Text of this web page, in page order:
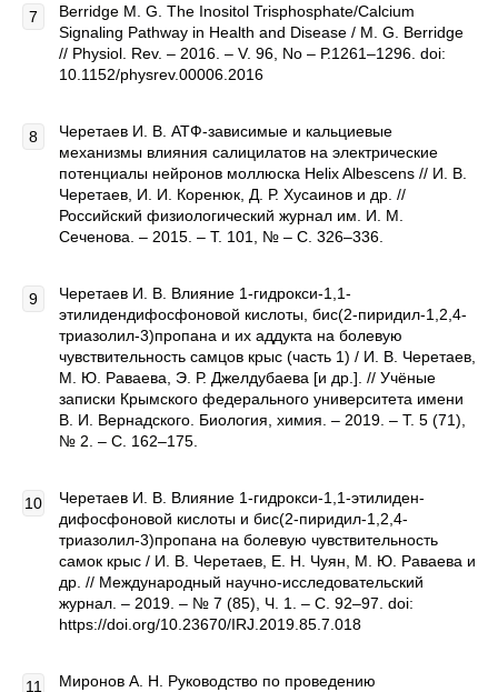
Berridge M. G. The Inositol Trisphosphate/Calcium
Signaling Pathway in Health and Disease / M. G. Berridge
// Physiol. Rev. – 2016. – V. 96, No – Р.1261–1296. doi:
10.1152/physrev.00006.2016
Черетаев И. В. АТФ-зависимые и кальциевые
механизмы влияния салицилатов на электрические
потенциалы нейронов моллюска Helix Albescens // И. В.
Черетаев, И. И. Коренюк, Д. Р. Хусаинов и др. //
Российский физиологический журнал им. И. М.
Сеченова. – 2015. – Т. 101, № – С. 326–336.
Черетаев И. В. Влияние 1-гидрокси-1,1-
этилидендифосфоновой кислоты, бис(2-пиридил-1,2,4-
триазолил-3)пропана и их аддукта на болевую
чувствительность самцов крыс (часть 1) / И. В. Черетаев,
М. Ю. Раваева, Э. Р. Джелдубаева [и др.]. // Учёные
записки Крымского федерального университета имени
В. И. Вернадского. Биология, химия. – 2019. – Т. 5 (71),
№ 2. – С. 162–175.
Черетаев И. В. Влияние 1-гидрокси-1,1-этилиден-
дифосфоновой кислоты и бис(2-пиридил-1,2,4-
триазолил-3)пропана на болевую чувствительность
самок крыс / И. В. Черетаев, Е. Н. Чуян, М. Ю. Раваева и
др. // Международный научно-исследовательский
журнал. – 2019. – № 7 (85), Ч. 1. – С. 92–97. doi:
https://doi.org/10.23670/IRJ.2019.85.7.018
Миронов А. Н. Руководство по проведению